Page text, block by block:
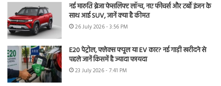
नई मारुति ब्रेजा फेसलिफ्ट लॉन्च, नए फीचर्स और टर्बो इंजन के
साथ आई SUV, जानें क्या है कीमत
26 July 2026 - 3:56 PM
E20 पेट्रोल, फ्लेक्स फ्यूल या EV कार? नई गाड़ी खरीदने से
पहले जानें किसमें है ज्यादा फायदा
23 July 2026 - 7:41 PM